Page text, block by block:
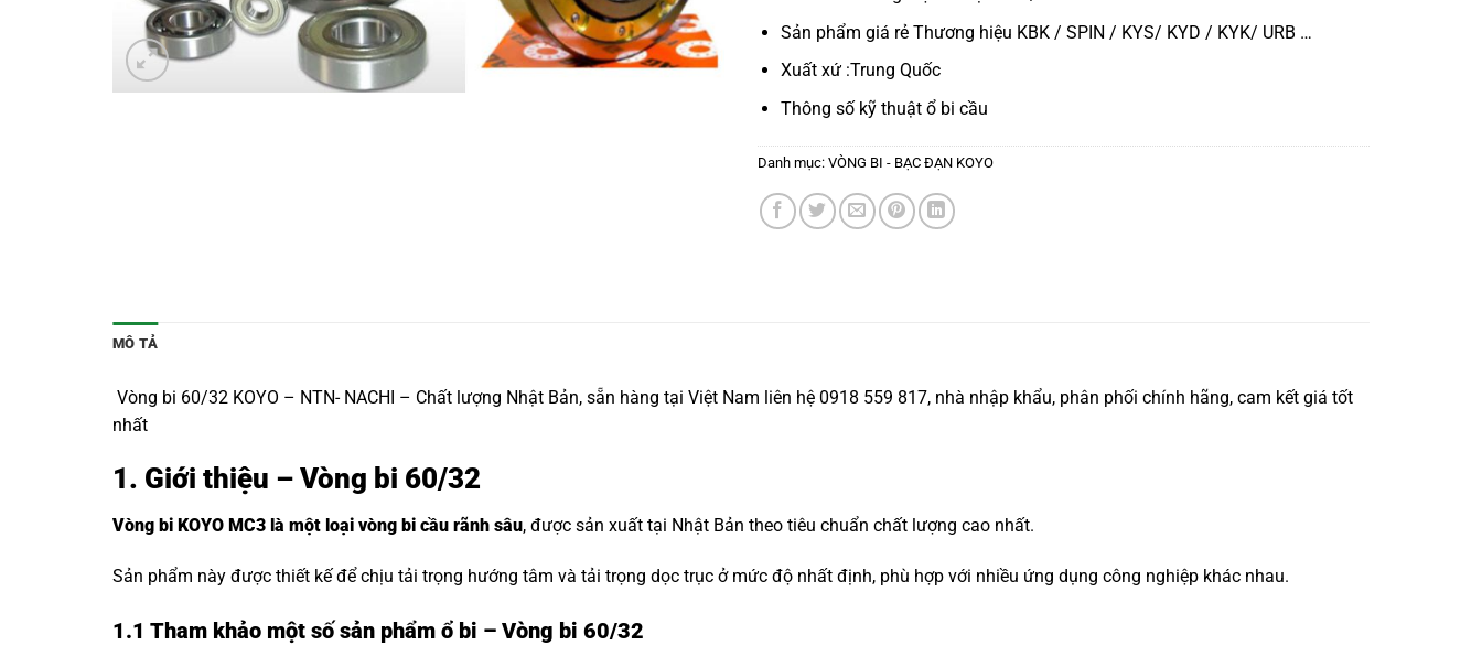
Sản phẩm giá rẻ Thương hiệu KBK / SPIN / KYS/ KYD / KYK/ URB …
Xuất xứ :Trung Quốc
Thông số kỹ thuậtổ bi cầu
Danh mục: VÒNG BI - BẠC ĐẠN KOYO
MÔ TẢ
Vòng bi 60/32 KOYO – NTN- NACHI – Chất lượng Nhật Bản, sẵn hàng tại Việt Nam liên hệ 0918 559 817, nhà nhập khẩu, phân phối chính hãng, cam kết giá tốt
nhất
1. Giới thiệu – Vòng bi 60/32
Vòng bi KOYO MC3 là một loại vòng bi cầu rãnh sâu, được sản xuất tại Nhật Bản theo tiêu chuẩn chất lượng cao nhất.
Sản phẩm này được thiết kế để chịu tải trọng hướng tâm và tải trọng dọc trục ở mức độ nhất định, phù hợp với nhiều ứng dụng công nghiệp khác nhau.
1.1 Tham khảo một số sản phẩm ổ bi – Vòng bi 60/32